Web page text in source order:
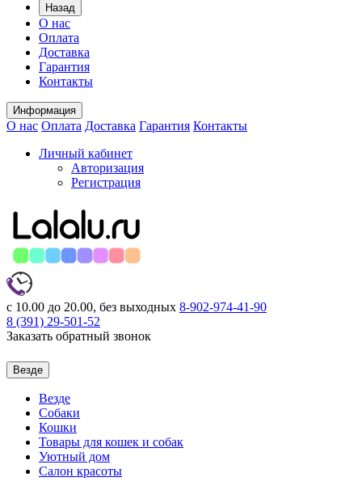
Назад
О нас
Оплата
Доставка
Гарантия
Контакты
Информация
О нас Оплата Доставка Гарантия Контакты
Личный кабинет
Авторизация
Регистрация
с 10.00 до 20.00, без выходных 8-902-974-41-90
8 (391) 29-501-52
Заказать обратный звонок
Везде
Везде
Собаки
Кошки
Товары для кошек и собак
Уютный дом
Салон красоты